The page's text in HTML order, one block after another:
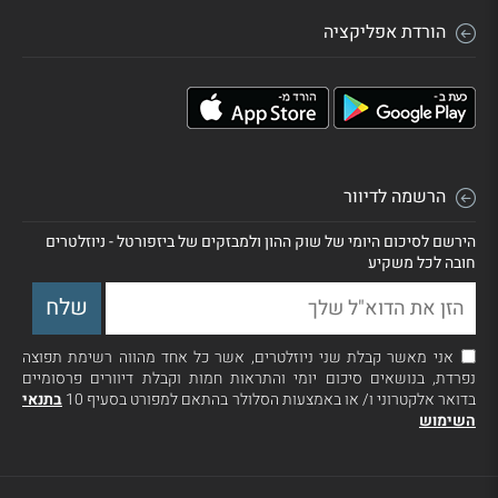
הורדת אפליקציה
הרשמה לדיוור
הירשם לסיכום היומי של שוק ההון ולמבזקים של ביזפורטל - ניוזלטרים
חובה לכל משקיע
אני מאשר קבלת שני ניוזלטרים, אשר כל אחד מהווה רשימת תפוצה
נפרדת, בנושאים סיכום יומי והתראות חמות וקבלת דיוורים פרסומיים
בדואר אלקטרוני ו/ או באמצעות הסלולר בהתאם למפורט בסעיף 10
בתנאי
השימוש